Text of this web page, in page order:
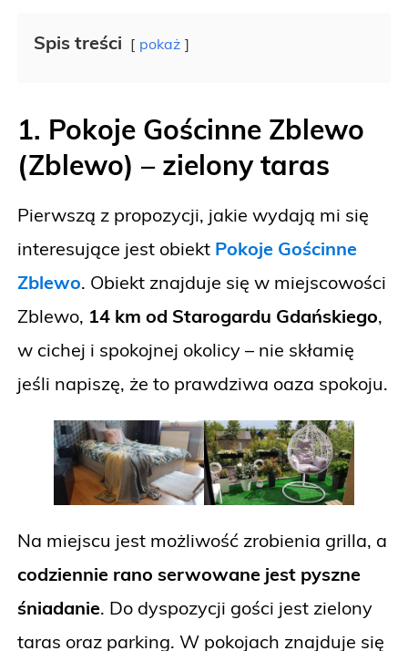
Spis treści pokaż
1. Pokoje Gościnne Zblewo
(Zblewo) – zielony taras
Pierwszą z propozycji, jakie wydają mi się
interesujące jest obiekt Pokoje Gościnne
Zblewo. Obiekt znajduje się w miejscowości
Zblewo, 14 km od Starogardu Gdańskiego,
w cichej i spokojnej okolicy – nie skłamię
jeśli napiszę, że to prawdziwa oaza spokoju.
Na miejscu jest możliwość zrobienia grilla, a
codziennie rano serwowane jest pyszne
śniadanie. Do dyspozycji gości jest zielony
taras oraz parking. W pokojach znajduje się